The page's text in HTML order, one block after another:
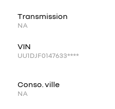
Transmission
NA
VIN
UU1DJF0147633****
Conso. ville
NA